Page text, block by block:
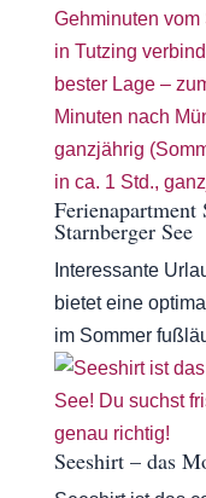
Ferienapartment
Starnberger See
Interessante
bietet eine
im Sommer
Seeshirt – das